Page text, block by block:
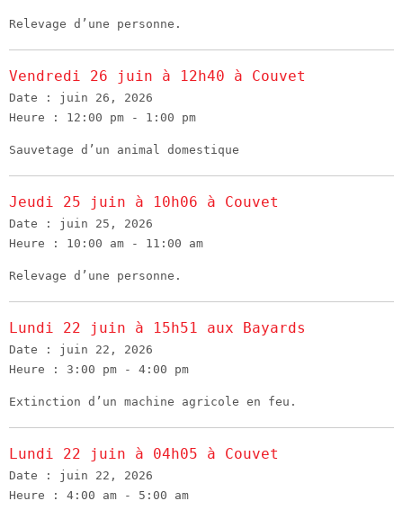
Relevage d’une personne.
Vendredi 26 juin à 12h40 à Couvet
Date : juin 26, 2026
Heure : 12:00 pm - 1:00 pm
Sauvetage d’un animal domestique
Jeudi 25 juin à 10h06 à Couvet
Date : juin 25, 2026
Heure : 10:00 am - 11:00 am
Relevage d’une personne.
Lundi 22 juin à 15h51 aux Bayards
Date : juin 22, 2026
Heure : 3:00 pm - 4:00 pm
Extinction d’un machine agricole en feu.
Lundi 22 juin à 04h05 à Couvet
Date : juin 22, 2026
Heure : 4:00 am - 5:00 am